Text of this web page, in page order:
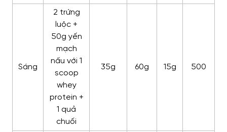
Sáng
2 trứng
luộc +
50g yến
mạch
nấu với 1
scoop
whey
protein +
1 quả
chuối
35g 60g 15g 500